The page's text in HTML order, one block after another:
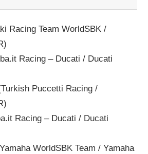
Racing Team WorldSBK /
Racing – Ducati / Ducati
Puccetti Racing /
Racing – Ducati / Ducati
WorldSBK Team / Yamaha